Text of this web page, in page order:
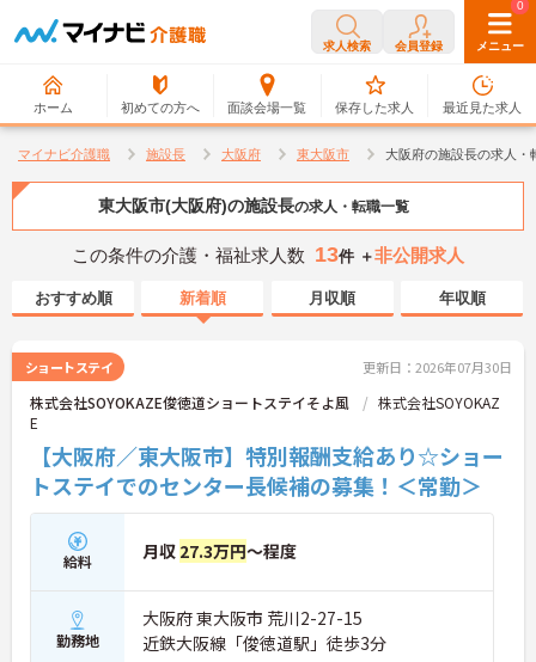
求人検索 会員登録 メニュー
ホーム 初めての方へ 面談会場一覧
0
保存した求人
0
最近見た求人
マイナビ介護職 施設長 大阪府 東大阪市 大阪府の施設長の求人・
東大阪市(大阪府)の施設長の求人・転職一覧
この条件の介護・福祉求人数 13件 ＋非公開求人
おすすめ順 新着順 月収順 年収順
ショートステイ 更新日：2026年07月30日
株式会社SOYOKAZE俊徳道ショートステイそよ風
株式会社SOYOKAZ
E
【大阪府／東大阪市】特別報酬支給あり☆ショー
トステイでのセンター長候補の募集！＜常勤＞
給料 月収 27.3万円～程度
勤務地
大阪府 東大阪市 荒川2-27-15
近鉄大阪線「俊徳道駅」徒歩3分